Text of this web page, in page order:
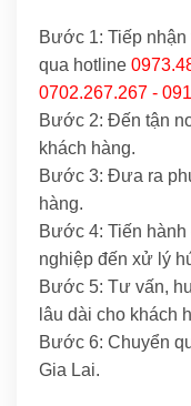
Bước 1: Tiếp
qua hotline
0702.267.267 -
Bước 2: Đến tận
khách hàng.
Bước 3: Đưa ra
hàng.
Bước 4: Tiến
nghiệp đến xử lý
Bước 5: Tư vấn,
lâu dài cho khách
Bước 6: Chuyển
Gia Lai.